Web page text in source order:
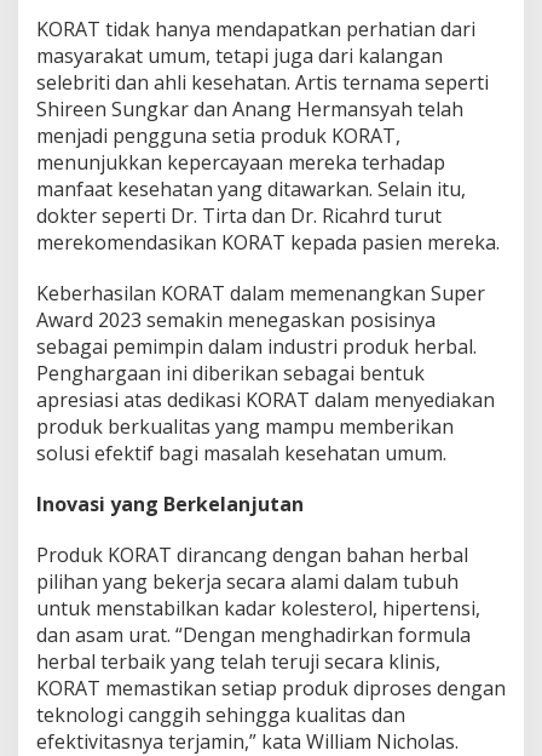
h
a
t
T
a
n
p
a
K
o
l
s
t
e
r
o
l
d
a
n
i
p
e
r
t
e
n
s
i
KORAT tidak hanya mendapatkan perhatian dari
masyarakat umum, tetapi juga dari kalangan
selebriti dan ahli kesehatan. Artis ternama seperti
Shireen Sungkar dan Anang Hermansyah telah
menjadi pengguna setia produk KORAT,
menunjukkan kepercayaan mereka terhadap
manfaat kesehatan yang ditawarkan. Selain itu,
dokter seperti Dr. Tirta dan Dr. Ricahrd turut
merekomendasikan KORAT kepada pasien mereka.
Keberhasilan KORAT dalam memenangkan Super
Award 2023 semakin menegaskan posisinya
sebagai pemimpin dalam industri produk herbal.
Penghargaan ini diberikan sebagai bentuk
apresiasi atas dedikasi KORAT dalam menyediakan
produk berkualitas yang mampu memberikan
solusi efektif bagi masalah kesehatan umum.
Inovasi yang Berkelanjutan
Produk KORAT dirancang dengan bahan herbal
pilihan yang bekerja secara alami dalam tubuh
untuk menstabilkan kadar kolesterol, hipertensi,
dan asam urat. “Dengan menghadirkan formula
herbal terbaik yang telah teruji secara klinis,
KORAT memastikan setiap produk diproses dengan
teknologi canggih sehingga kualitas dan
efektivitasnya terjamin,” kata William Nicholas.